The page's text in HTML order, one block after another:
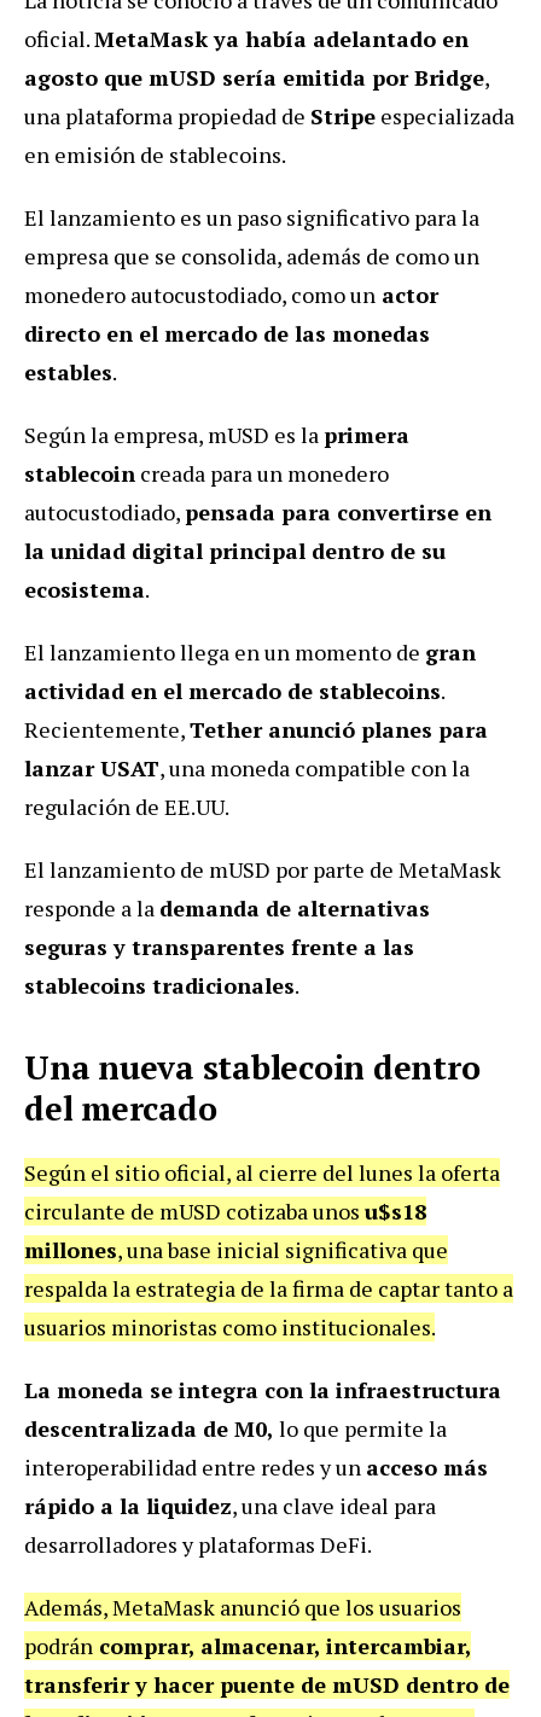
oficial.MetaMask ya había adelantado en
agosto que mUSD sería emitida por Bridge,
una plataforma propiedad de Stripe especializada
en emisión de stablecoins.
El lanzamiento es un paso significativo para la
empresa que se consolida, además de como un
monedero autocustodiado, como un actor
directo en el mercado de las monedas
estables.
Según la empresa, mUSD es laprimera
stablecoin creada para un monedero
autocustodiado,pensada para convertirse en
la unidad digital principal dentro de su
ecosistema.
El lanzamiento llega en un momento de gran
actividad en el mercado de stablecoins.
Recientemente,Tether anunció planes para
lanzar USAT, una moneda compatible con la
regulación de EE.UU.
El lanzamiento de mUSD por parte de MetaMask
responde a la demanda de alternativas
seguras y transparentes frente a las
stablecoins tradicionales.
Una nueva stablecoin dentro
del mercado
Según el sitio oficial, al cierre del lunes la oferta
circulante de mUSD cotizaba unos u$s18
millones, una base inicial significativa que
respalda la estrategia de la firma de captar tanto a
usuarios minoristas como institucionales.
La moneda se integra con la infraestructura
descentralizada de M0, lo que permite la
interoperabilidad entre redes y un acceso más
rápido a la liquidez, una clave ideal para
desarrolladores y plataformas DeFi.
Además, MetaMask anunció que los usuarios
podrán comprar, almacenar, intercambiar,
transferir y hacer puente de mUSD dentro de